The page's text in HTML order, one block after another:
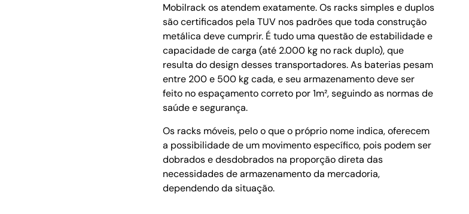
Mobilrack os atendem exatamente. Os racks simples e duplos
são certificados pela TUV nos padrões que toda construção
metálica deve cumprir. É tudo uma questão de estabilidade e
capacidade de carga (até 2.000 kg no rack duplo), que
resulta do design desses transportadores. As baterias pesam
entre 200 e 500 kg cada, e seu armazenamento deve ser
feito no espaçamento correto por 1m², seguindo as normas de
saúde e segurança.
Os racks móveis, pelo o que o próprio nome indica, oferecem
a possibilidade de um movimento específico, pois podem ser
dobrados e desdobrados na proporção direta das
necessidades de armazenamento da mercadoria,
dependendo da situação.